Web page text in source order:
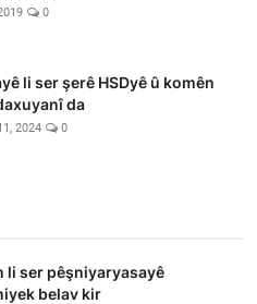
0
li ser şerê HSDyê û komên
da
2024 0
li ser pêşniyaryasayê
belav kir